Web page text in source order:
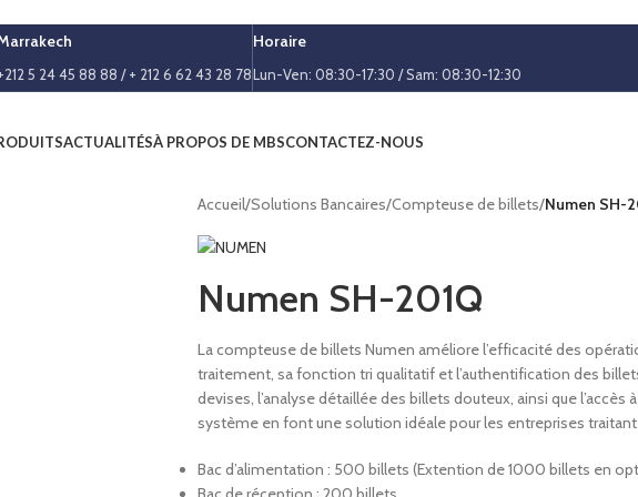
5 24 45 88 88 / + 212 6 62 43 28 78
Horaire
Lun-Ven: 08:30-17:30 / Sam: 08:30-12:30
ACTUALITÉSÀ PROPOS DE MBSCONTACTEZ-NOUS
Accueil/Solutions Bancaires/Compteuse de billets/Numen SH-
Numen SH-201Q
La compteuse de billets Numen améliore l’efficacité des
traitement, sa fonction tri qualitatif et l’authentification des
devises, l’analyse détaillée des billets douteux, ainsi que l’accès
système en font une solution idéale pour les entreprises traitant
Bac d’alimentation : 500 billets (Extention de 1000 billets en